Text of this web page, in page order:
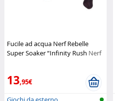
Fucile ad acqua Nerf Rebelle
Super Soaker “Infinity Rush Nerf
13,95€